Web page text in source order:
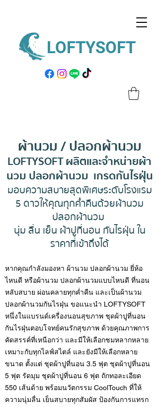
LOFTYSOFT
ผ้านวม / ปลอกผ้านวม
LOFTYSOFT ผลิตและจำหน่ายผ้า
นวม ปลอกผ้านวม เกรดกันไรฝุ่น
มอบความสบายสุดพิเศษระดับโรงแรม
5 ดาวให้คุณทุกค่ำคืนด้วยผ้านวม
ปลอกผ้านวม
นุ่ม ลื่น เย็น ผ้าปูที่นอน กันไรฝุ่นใน
ราคาที่เข้าถึงได้
หากคุณกำลังมองหา ผ้านวม ปลอกผ้านวม ยี่ห้อ
ไหนดี หรือผ้านวม ปลอกผ้านวมแบบไหนดี ที่นอน
หลับสบาย ผ่อนคลายทุกค่ำคืน และเป็นผ้านวม
ปลอกผ้านวมกันไรฝุ่น ขอแนะนำ LOFTYSOFT
หนึ่งในแบรนด์เครื่องนอนสุขภาพ ชุดผ้าปูที่นอน
กันไรฝุ่นตอบโจทย์คนรักสุขภาพ ด้วยคุณภาพการ
คัดสรรค์ที่เหนือกว่า และมีให้เลือกชมหลากหลาย
เหมาะกับทุกไลฟ์สไตล์ และยังมีให้เลือกหลาย
ขนาด ตั้งแต่ ชุดผ้าปูที่นอน 3.5 ฟุต ชุดผ้าปูที่นอน
5 ฟุต รัดมุม ชุดผ้าปูที่นอน 6 ฟุต ถักทอละเอียด
550 เส้นด้าย พร้อมนวัตกรรม CoolTouch ที่ให้
ความนุ่มลื่น เย็นสบายทุกสัมผัส ป้องกันการแทรก